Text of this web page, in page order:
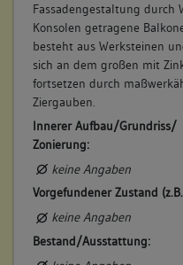
Fassadengestaltung durch
Konsolen getragene
besteht aus Werksteinen
sich an dem großen mit
fortsetzen durch
Ziergauben.
Innerer Aufbau/Grundriss/
Zonierung:
keine Angaben
Vorgefundener Zustand
keine Angaben
Bestand/Ausstattung: